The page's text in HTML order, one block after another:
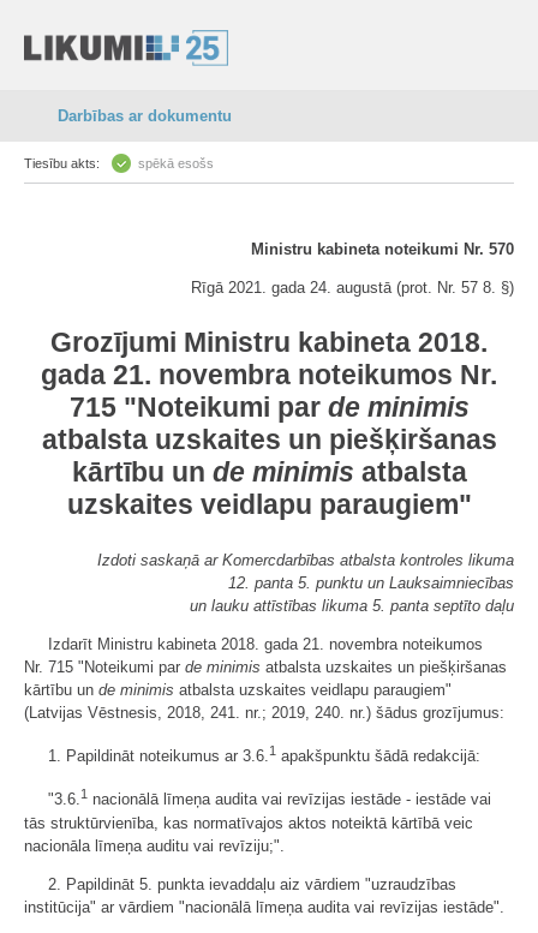
Darbības ar dokumentu
Tiesību akts: spēkā esošs
Ministru kabineta noteikumi Nr. 570
Rīgā 2021. gada 24. augustā (prot. Nr. 57 8. §)
Grozījumi Ministru kabineta 2018.
gada 21. novembra noteikumos Nr.
715 "Noteikumi par de minimis
atbalsta uzskaites un piešķiršanas
kārtību un de minimis atbalsta
uzskaites veidlapu paraugiem"
Izdoti saskaņā ar Komercdarbības atbalsta kontroles likuma
12. panta 5. punktu un Lauksaimniecības
un lauku attīstības likuma 5. panta septīto daļu
Izdarīt Ministru kabineta 2018. gada 21. novembra noteikumos
Nr. 715 "Noteikumi par de minimis atbalsta uzskaites un piešķiršanas
kārtību un de minimis atbalsta uzskaites veidlapu paraugiem"
(Latvijas Vēstnesis, 2018, 241. nr.; 2019, 240. nr.) šādus grozījumus:
1. Papildināt noteikumus ar 3.6.1 apakšpunktu šādā redakcijā:
"3.6.1
nacionālā līmeņa audita vai revīzijas iestāde - iestāde vai
tās struktūrvienība, kas normatīvajos aktos noteiktā kārtībā veic
nacionāla līmeņa auditu vai revīziju;".
2. Papildināt 5. punkta ievaddaļu aiz vārdiem "uzraudzības
institūcija" ar vārdiem "nacionālā līmeņa audita vai revīzijas iestāde".